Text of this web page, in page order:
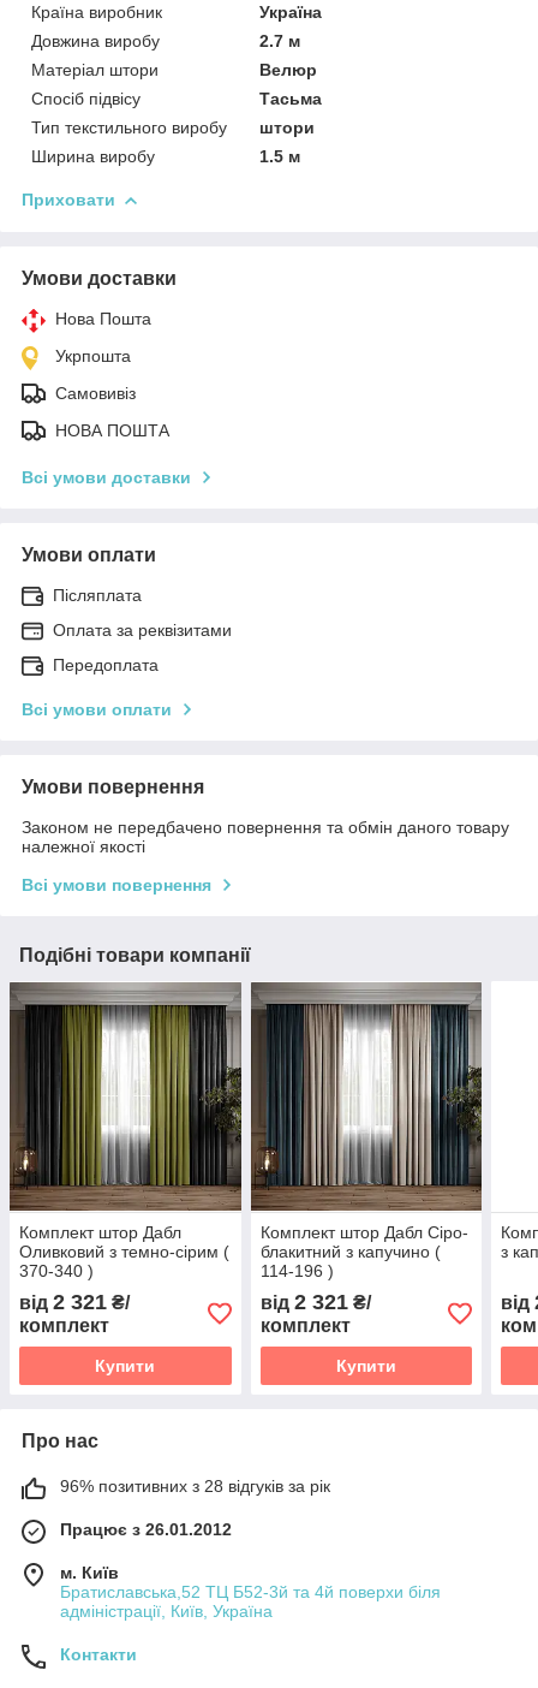
Країна виробник
Україна
Довжина виробу
2.7 м
Матеріал штори
Велюр
Спосіб підвісу
Тасьма
Тип текстильного виробу
штори
Ширина виробу
1.5 м
Приховати
Умови доставки
Нова Пошта
Укрпошта
Самовивіз
НОВА ПОШТА
Всі умови доставки
Умови оплати
Післяплата
Оплата за реквізитами
Передоплата
Всі умови оплати
Умови повернення
Законом не передбачено повернення та обмін даного товару
належної якості
Всі умови повернення
Подібні товари компанії
Комплект штор Дабл
Оливковий з темно-сірим (
370-340 )
від 2 321 ₴/
комплект
Купити
Комплект штор Дабл Сіро-
блакитний з капучино (
114-196 )
від 2 321₴/
комплект
Купити
з
від
Про нас
96% позитивних з 28 відгуків за рік
Працює з 26.01.2012
м. Київ
Братиславська,52 ТЦ Б52-3й та 4й поверхи біля
адміністрації, Київ, Україна
Контакти